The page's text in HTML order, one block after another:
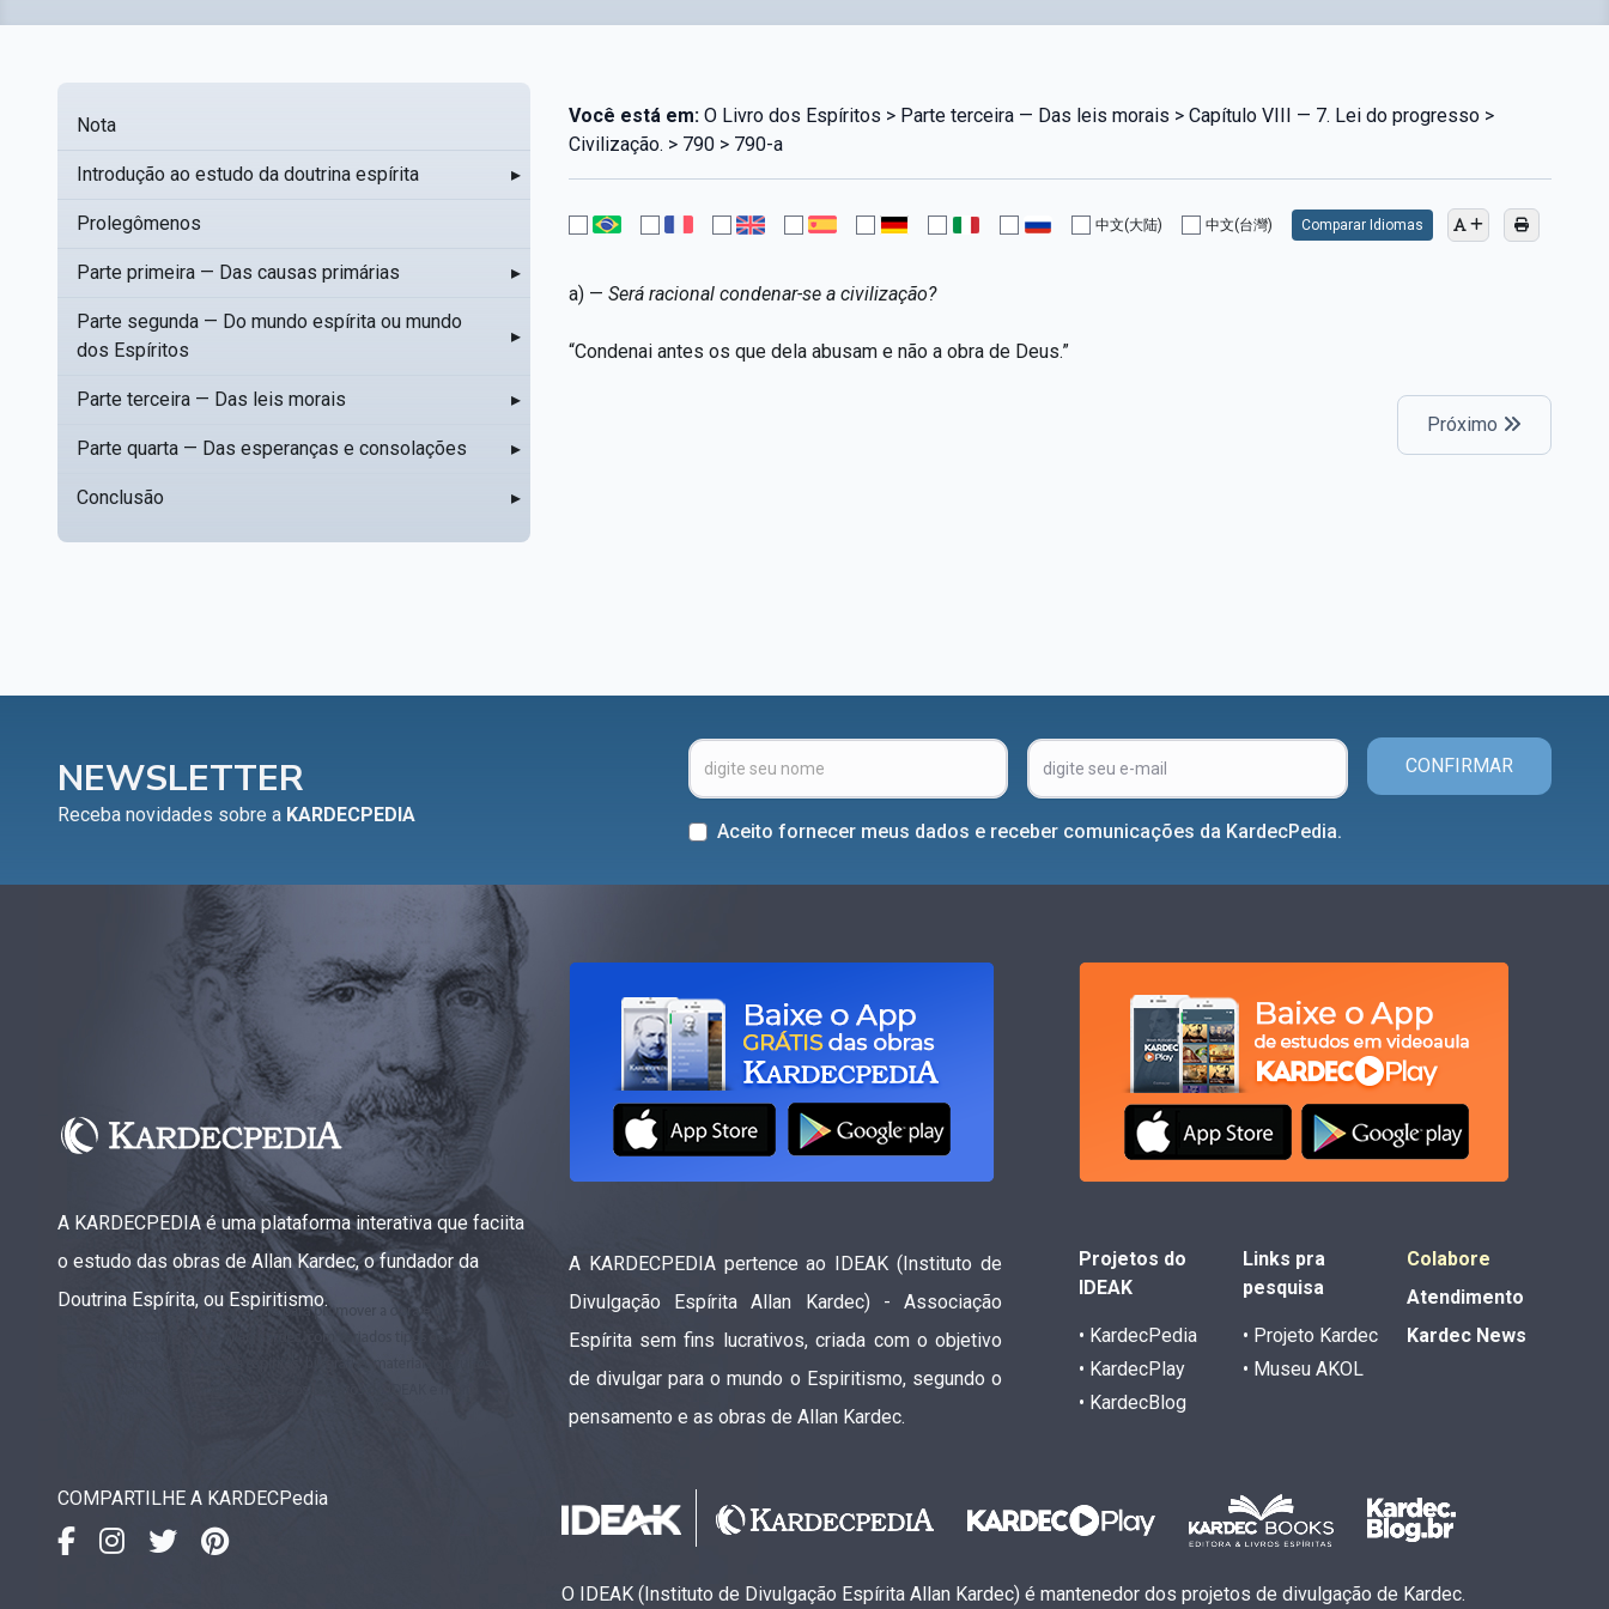
Nota
Introdução ao estudo da doutrina espírita ▸
Prolegômenos
Parte primeira — Das causas primárias ▸
Parte segunda — Do mundo espírita ou mundo
dos Espíritos
▸
Parte terceira — Das leis morais ▸
Parte quarta — Das esperanças e consolações ▸
Conclusão ▸
Você está em:O Livro dos Espíritos > Parte terceira — Das leis morais > Capítulo VIII — 7. Lei do progresso >
Civilização. > 790 > 790-a
中文(大陆) 中文(台灣) Comparar Idiomas
a) — Será racional condenar-se a civilização?
“Condenai antes os que dela abusam e não a obra de Deus.”
Próximo
NEWSLETTER
Receba novidades sobre a KARDECPEDIA
CONFIRMAR
Aceito fornecer meus dados e receber comunicações da KardecPedia.
A KARDECPEDIA é uma plataforma interativa que faciita
o estudo das obras de Allan Kardec, o fundador da
Doutrina Espírita, ou Espiritismo.
A KARDECPEDIA pertence ao IDEAK (Instituto de
Divulgação Espírita Allan Kardec) - Associação
Espírita sem fins lucrativos, criada com o objetivo
de divulgar para o mundo o Espiritismo, segundo o
pensamento e as obras de Allan Kardec.
Projetos do
IDEAK
• KardecPedia
• KardecPlay
• KardecBlog
Links pra
pesquisa
• Projeto Kardec
• Museu AKOL
Colabore
Atendimento
Kardec News
COMPARTILHE A KARDECPedia
O IDEAK (Instituto de Divulgação Espírita Allan Kardec) é mantenedor dos projetos de divulgação de Kardec.